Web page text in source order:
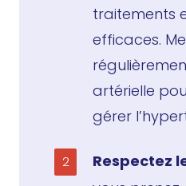
traitements
efficaces.
artérielle
gérer
Respectez